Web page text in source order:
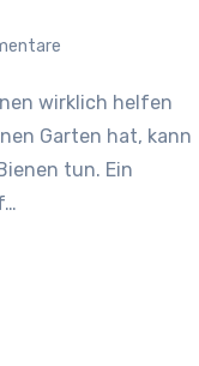
Garten hat, kann
tun. Ein